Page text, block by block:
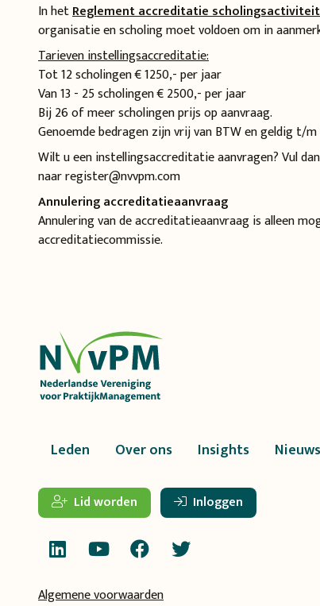
In hetReglement accreditatie scholings
organisatie en scholing moet voldoen om in
Tarieven instellingsaccreditatie:
Tot 12 scholingen € 1250,- per jaar
Van 13 - 25 scholingen € 2500,- per jaar
Bij 26 of meer scholingen prijs op aanvraag.
Genoemde bedragen zijn vrij van BTW en geldig t/
Wilt u een instellingsaccreditatie aanvragen? Vul
naar register@nvvpm.com
Annulering accreditatieaanvraag
Annulering van de accreditatieaanvraag is alleen
accreditatiecommissie.
Leden Over ons Insights Nieuws
Lid worden Inloggen
Algemene voorwaarden